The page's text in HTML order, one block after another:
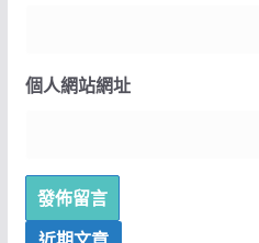
個人網站網址